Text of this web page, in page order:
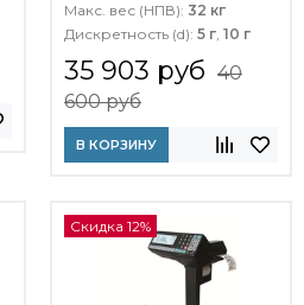
Макс. вес (НПВ): 32 кг
Дискретность (d): 5 г, 10 г
35 903 руб 40
600 руб
В КОРЗИНУ
Скидка 12%